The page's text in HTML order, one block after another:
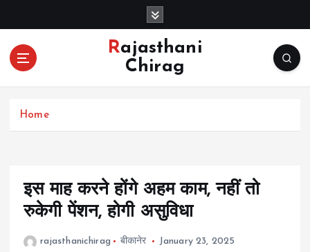
o
Rajasthani
Chirag
Home
इस माह करने होंगे अहम काम, नहीं तो
रुकेगी पेंशन, होगी असुविधा
rajasthanichirag बीकानेर January 23, 2025